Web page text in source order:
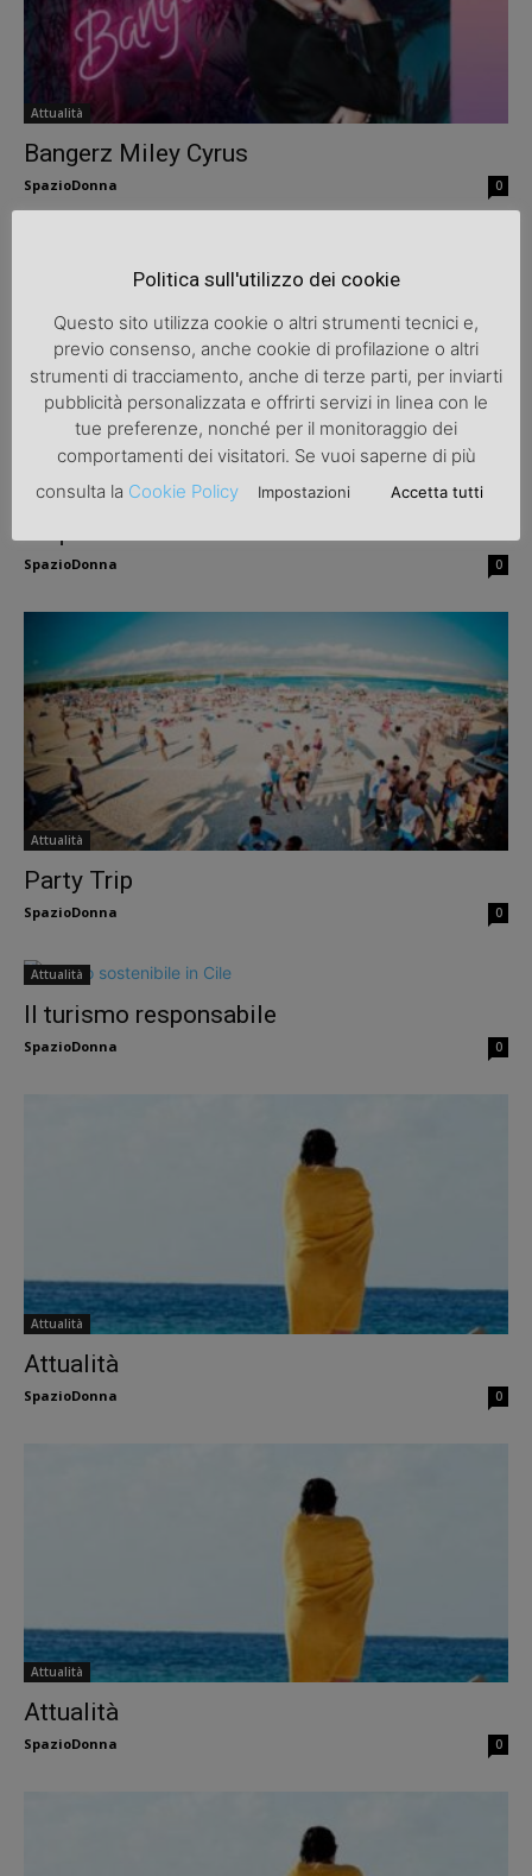
Attualità
Bangerz Miley Cyrus
SpazioDonna 0
Attualità
Scarlett Johansson, la bellissima secondo
SpazioDonna 0
Attualità
Party Trip
SpazioDonna 0
Attualità
Il turismo responsabile
SpazioDonna 0
Attualità
Attualità
SpazioDonna 0
Attualità
Attualità
SpazioDonna 0
Politica sull'utilizzo dei cookie
Questo sito utilizza cookie o altri strumenti tecnici e,
previo consenso, anche cookie di profilazione o altri
strumenti di tracciamento, anche di terze parti, per inviarti
pubblicità personalizzata e offrirti servizi in linea con le
tue preferenze, nonché per il monitoraggio dei
comportamenti dei visitatori. Se vuoi saperne di più
consulta la Cookie Policy Impostazioni Accetta tutti